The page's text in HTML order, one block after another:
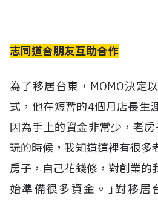
志同道合朋友互助合作
為了移居台東，MOMO決定
式，他在短暫的4個月店長生
因為手上的資金非常少，老
玩的時候，我知道這裡有很多
房子，自己花錢修，對創業的
始準備很多資金。｣對移居